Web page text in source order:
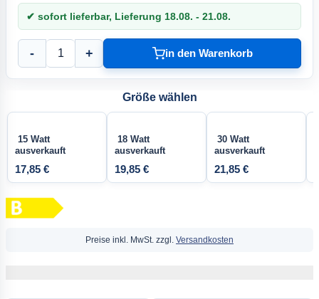
✔ sofort lieferbar, Lieferung 18.08. - 21.08.
- + in den Warenkorb
Größe wählen
15 Watt
ausverkauft
17,85 €
18 Watt
ausverkauft
19,85 €
30 Watt
ausverkauft
21,85 €
Preise inkl. MwSt. zzgl. Versandkosten